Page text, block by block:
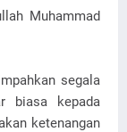
Muhammad
segala
biasa kepada
ketenangan